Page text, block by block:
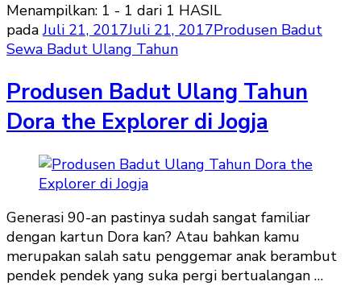
Menampilkan: 1 - 1 dari 1 HASIL
padaJuli 21, 2017Juli 21, 2017Produsen Badut
Sewa Badut Ulang Tahun
Produsen Badut Ulang Tahun
Dora the Explorer di Jogja
Generasi 90-an pastinya sudah sangat familiar
dengan kartun Dora kan? Atau bahkan kamu
merupakan salah satu penggemar anak berambut
pendek pendek yang suka pergi bertualangan …